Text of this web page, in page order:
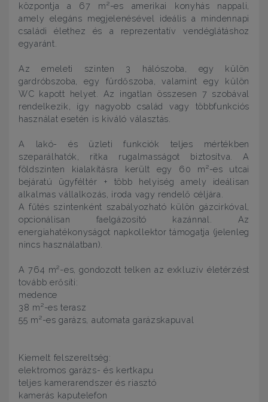
központja a 67 m²-es amerikai konyhás nappali,
amely elegáns megjelenésével ideális a mindennapi
családi élethez és a reprezentatív vendéglátáshoz
egyaránt.
Az emeleti szinten 3 hálószoba, egy külön
gardróbszoba, egy fürdőszoba, valamint egy külön
WC kapott helyet. Az ingatlan összesen 7 szobával
rendelkezik, így nagyobb család vagy többfunkciós
használat esetén is kiváló választás.
A lakó- és üzleti funkciók teljes mértékben
szeparálhatók, ritka rugalmasságot biztosítva. A
földszinten kialakításra került egy 60 m²-es utcai
bejáratú ügyféltér + több helyiség amely ideálisan
alkalmas vállalkozás, iroda vagy rendelő céljára.
A fűtés szintenként szabályozható külön gázcirkóval,
opcionálisan faelgázosító kazánnal. Az
energiahatékonyságot napkollektor támogatja (jelenleg
nincs használatban).
A 764 m²-es, gondozott telken az exkluzív életérzést
tovább erősíti:
medence
38 m²-es terasz
55 m²-es garázs, automata garázskapuval
Kiemelt felszereltség:
elektromos garázs- és kertkapu
teljes kamerarendszer és riasztó
kamerás kaputelefon